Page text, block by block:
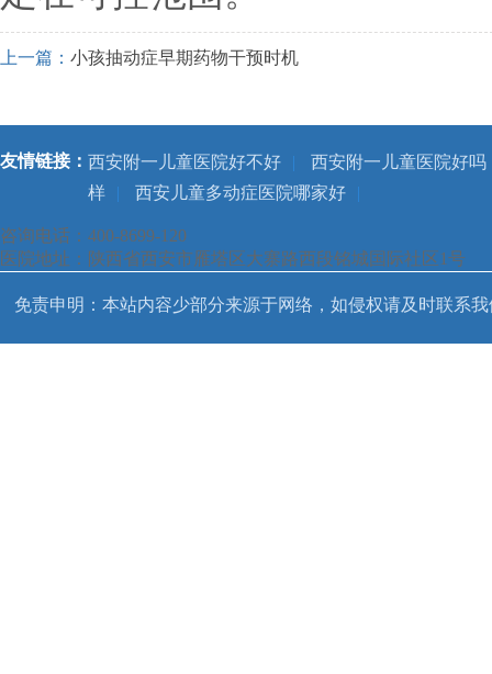
上一篇： 小孩抽动症早期药物干预时机
友情链接： 西安附一儿童医院好不好 |
西安附一儿童医院好吗
样
| 西安儿童多动症医院哪家好 |
咨询电话：400-8699-120
医院地址：陕西省西安市雁塔区大寨路西段铭城国际社区1号
免责申明：本站内容少部分来源于网络，如侵权请及时联系